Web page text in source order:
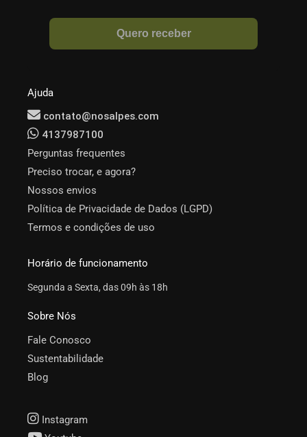
Ajuda
contato@nosalpes.com
4137987100
Perguntas frequentes
Preciso trocar, e agora?
Nossos envios
Política de Privacidade de Dados (LGPD)
Termos e condições de uso
Horário de funcionamento
Segunda a Sexta, das 09h às 18h
Sobre Nós
Fale Conosco
Sustentabilidade
Blog
Instagram